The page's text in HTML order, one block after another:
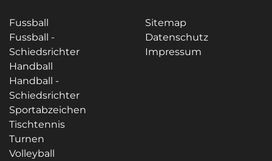
Fussball
Fussball -
Schiedsrichter
Handball
Handball -
Schiedsrichter
Sportabzeichen
Tischtennis
Turnen
Volleyball
Sitemap
Datenschutz
Impressum